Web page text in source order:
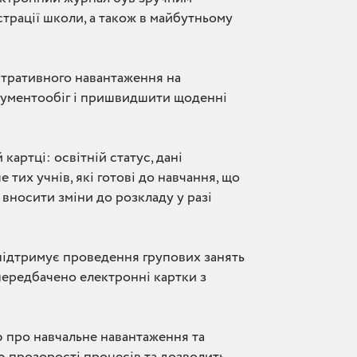
школи, а також в майбутньому
навантаження на
і пришвидшити щоденні
освітній статус, дані
учнів, які готові до навчання, що
зміни до розкладу у разі
проведення групових занять
електронні картки з
навчальне навантаження та